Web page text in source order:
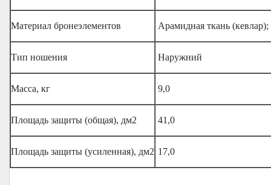
Материал бронеэлементов Арамидная ткань
Тип ношения Наружний
Масса, кг 9,0
Площадь защиты (общая), дм2 41,0
Площадь защиты (усиленная), дм2 17,0